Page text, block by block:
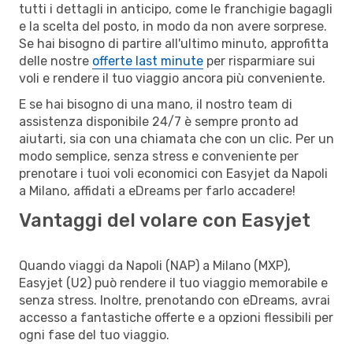
tutti i dettagli in anticipo, come le franchigie bagagli
e la scelta del posto, in modo da non avere sorprese.
Se hai bisogno di partire all'ultimo minuto, approfitta
delle nostre offerte last minute per risparmiare sui
voli e rendere il tuo viaggio ancora più conveniente.
E se hai bisogno di una mano, il nostro team di
assistenza disponibile 24/7 è sempre pronto ad
aiutarti, sia con una chiamata che con un clic. Per un
modo semplice, senza stress e conveniente per
prenotare i tuoi voli economici con Easyjet da Napoli
a Milano, affidati a eDreams per farlo accadere!
Vantaggi del volare con Easyjet
Quando viaggi da Napoli (NAP) a Milano (MXP),
Easyjet (U2) può rendere il tuo viaggio memorabile e
senza stress. Inoltre, prenotando con eDreams, avrai
accesso a fantastiche offerte e a opzioni flessibili per
ogni fase del tuo viaggio.